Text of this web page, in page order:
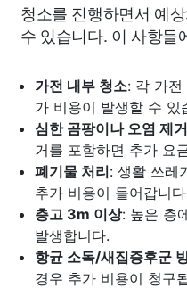
청소를 진행하면서 예
수 있습니다. 이 사항들
가전 내부 청소: 각 가
가 비용이 발생할 수 있
심한 곰팡이나 오염 제거
거를 포함하면 추가 요
폐기물 처리: 생활 쓰레
추가 비용이 들어갑니
층고 3m 이상: 높은 층
발생합니다.
항균 소독/새집증후군
경우 추가 비용이 청구